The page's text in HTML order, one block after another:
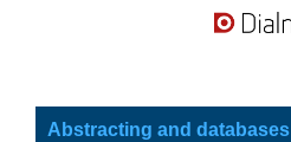
Abstracting and databases